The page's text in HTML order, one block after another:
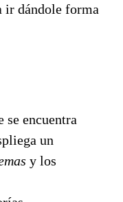
ir dándole forma
se encuentra
un
y los